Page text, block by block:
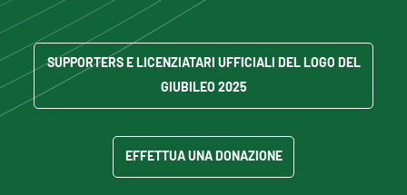
SUPPORTERS E LICENZIATARI UFFICIALI DEL LOGO DEL
GIUBILEO 2025
EFFETTUA UNA DONAZIONE